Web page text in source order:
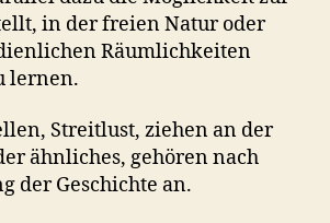
in der freien Natur oder
Räumlichkeiten
lernen.
Streitlust, ziehen an der
ähnliches, gehören nach
der Geschichte an.